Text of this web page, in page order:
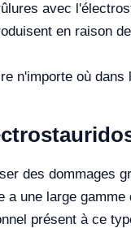
avec
en raison
n'importe où dans
des dommages
une large
présent à ce